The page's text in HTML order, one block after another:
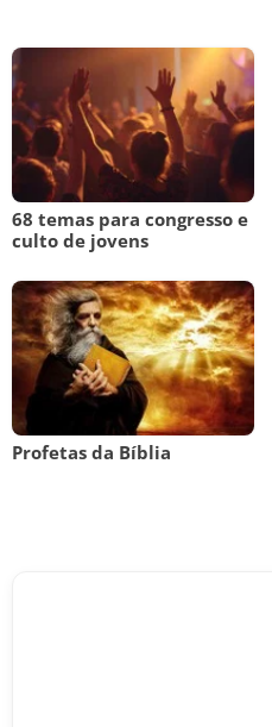
68 temas para congresso e
culto de jovens
Profetas da Bíblia